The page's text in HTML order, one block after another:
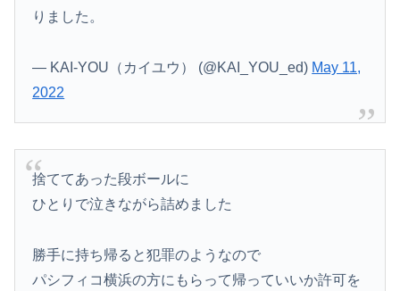
りました。
— KAI-YOU（カイユウ） (@KAI_YOU_ed) May 11,
2022
捨ててあった段ボールに
ひとりで泣きながら詰めました
勝手に持ち帰ると犯罪のようなので
パシフィコ横浜の方にもらって帰っていいか許可を